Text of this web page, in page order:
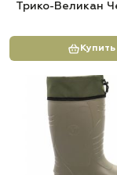
Трико-Великан
Купить